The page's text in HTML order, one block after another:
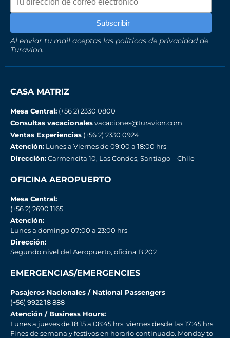
Al enviar tu mail aceptas las políticas de privacidad de
Turavion.
CASA MATRIZ
Mesa Central: (+56 2) 2330 0800
Consultas vacacionalesvacaciones@turavion.com
Ventas Experiencias (+56 2) 2330 0924
Atención: Lunes a Viernes de 09:00 a 18:00 hrs
Dirección:Carmencita 10, Las Condes, Santiago – Chile
OFICINA AEROPUERTO
Mesa Central:
(+56 2) 2690 1165
Atención:
Lunes a domingo 07:00 a 23:00 hrs
Dirección:
Segundo nivel del Aeropuerto, oficina B 202
EMERGENCIAS/EMERGENCIES
Pasajeros Nacionales / National Passengers
(+56) 9922 18 888
Atención / Business Hours:
Lunes a jueves de 18:15 a 08:45 hrs, viernes desde las 17:45 hrs.
Fines de semana y festivos en horario continuado. Monday to